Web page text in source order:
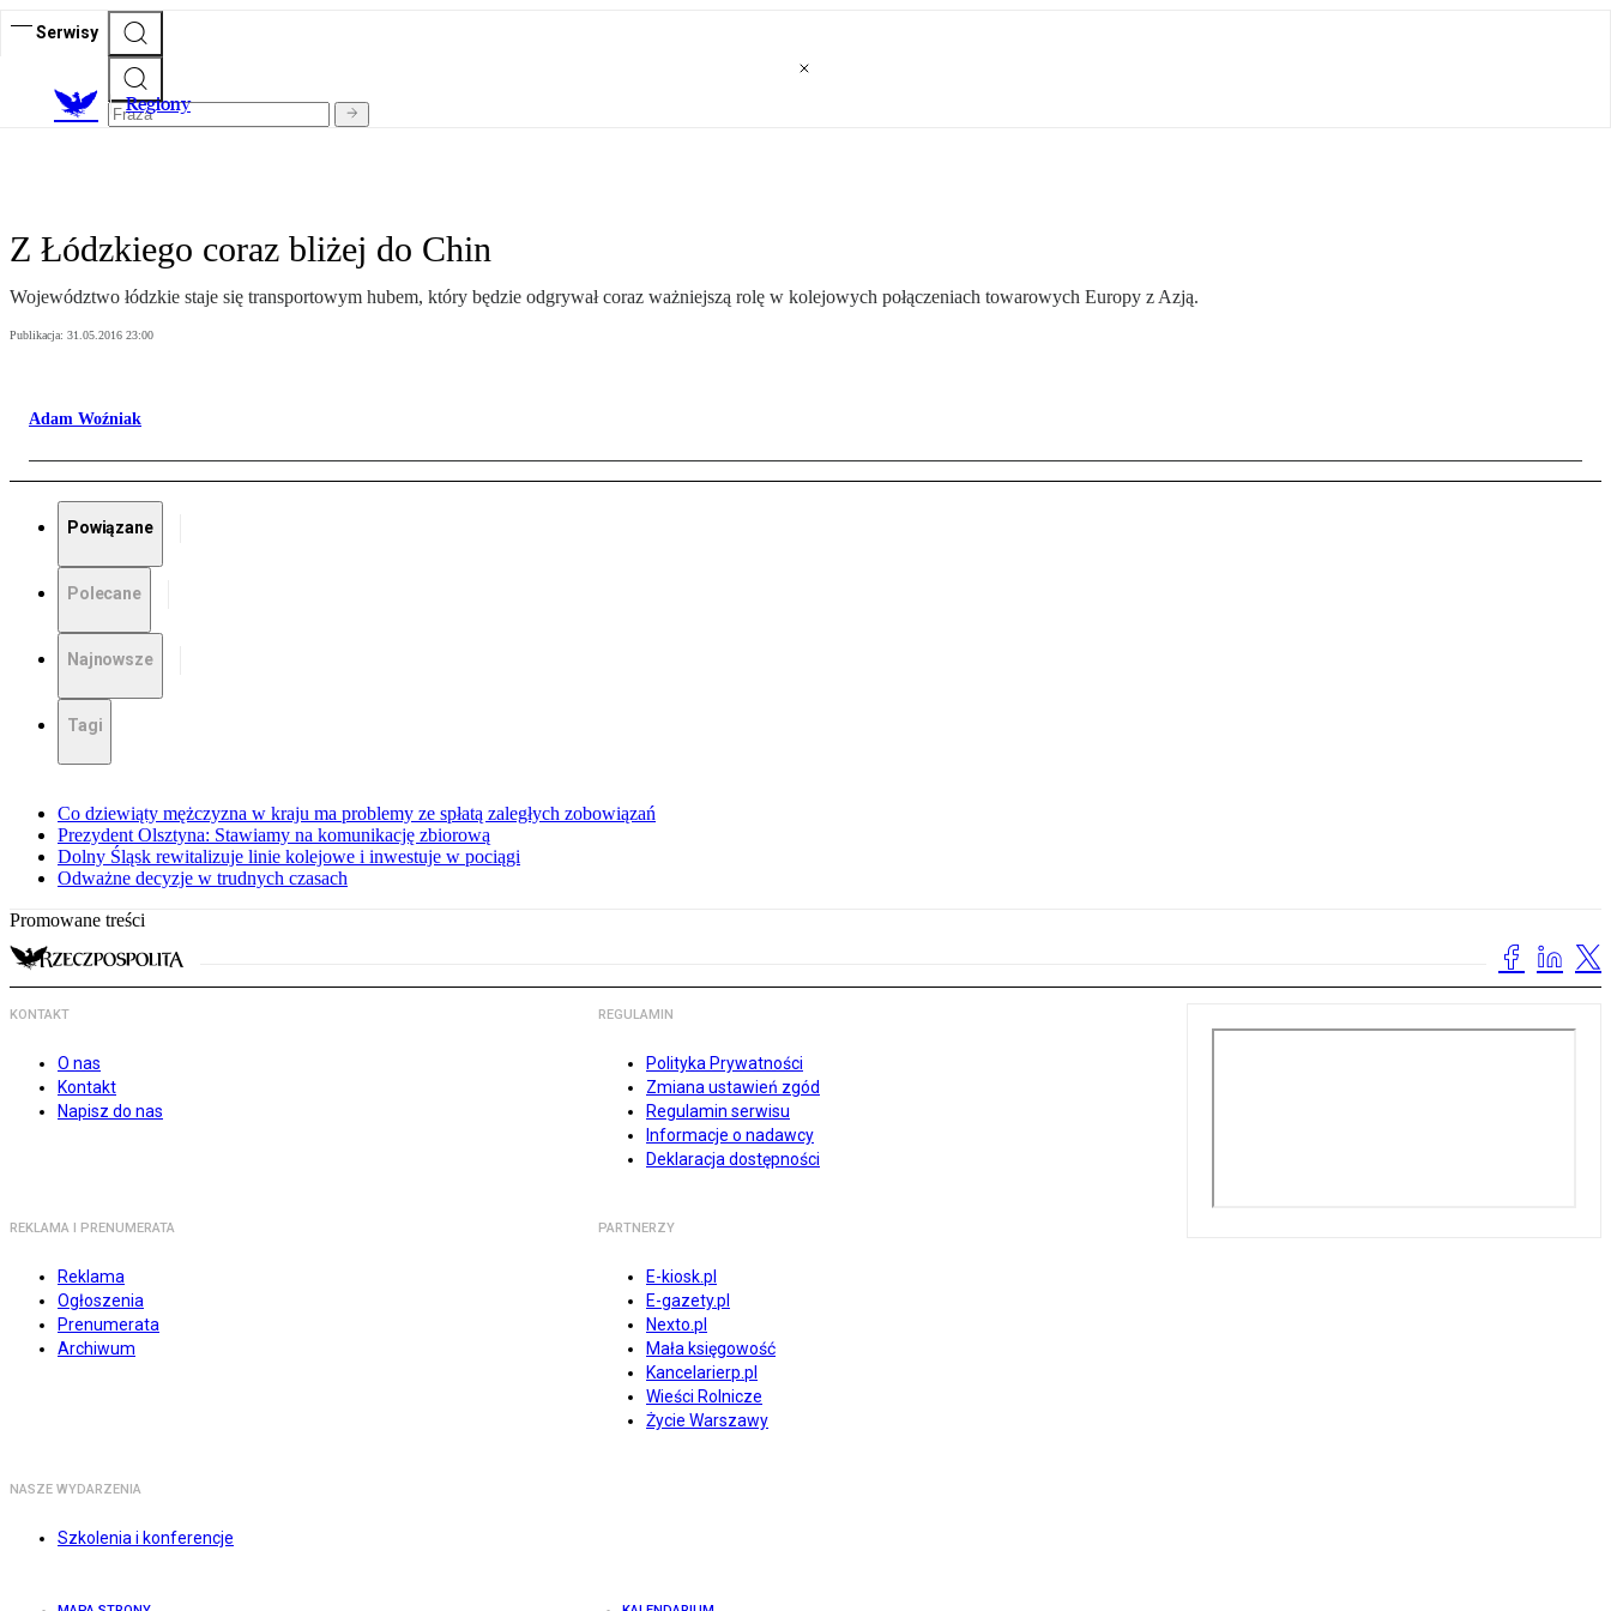
Serwisy
Regiony
Z Łódzkiego coraz bliżej do Chin
Województwo łódzkie staje się transportowym hubem, który będzie odgrywał coraz ważniejszą rolę w kolejowych połączeniach towarowych Europy z Azją.
Publikacja: 31.05.2016 23:00
Adam Woźniak
Powiązane
Polecane
Najnowsze
Tagi
Co dziewiąty mężczyzna w kraju ma problemy ze spłatą zaległych zobowiązań
Prezydent Olsztyna: Stawiamy na komunikację zbiorową
Dolny Śląsk rewitalizuje linie kolejowe i inwestuje w pociągi
Odważne decyzje w trudnych czasach
Promowane treści
KONTAKT
O nas
Kontakt
Napisz do nas
REGULAMIN
Polityka Prywatności
Zmiana ustawień zgód
Regulamin serwisu
Informacje o nadawcy
Deklaracja dostępności
REKLAMA I PRENUMERATA
Reklama
Ogłoszenia
Prenumerata
Archiwum
PARTNERZY
E-kiosk.pl
E-gazety.pl
Nexto.pl
Mała księgowość
Kancelarierp.pl
Wieści Rolnicze
Życie Warszawy
NASZE WYDARZENIA
Szkolenia i konferencje